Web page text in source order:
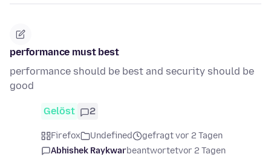
performance must best
performance should be best and security should be
good
Gelöst 2
Firefox Undefined
gefragt vor 2 Tagen
Abhishek Raykwarbeantwortetvor 2 Tagen